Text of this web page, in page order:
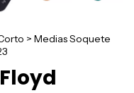
> Medias Soquete